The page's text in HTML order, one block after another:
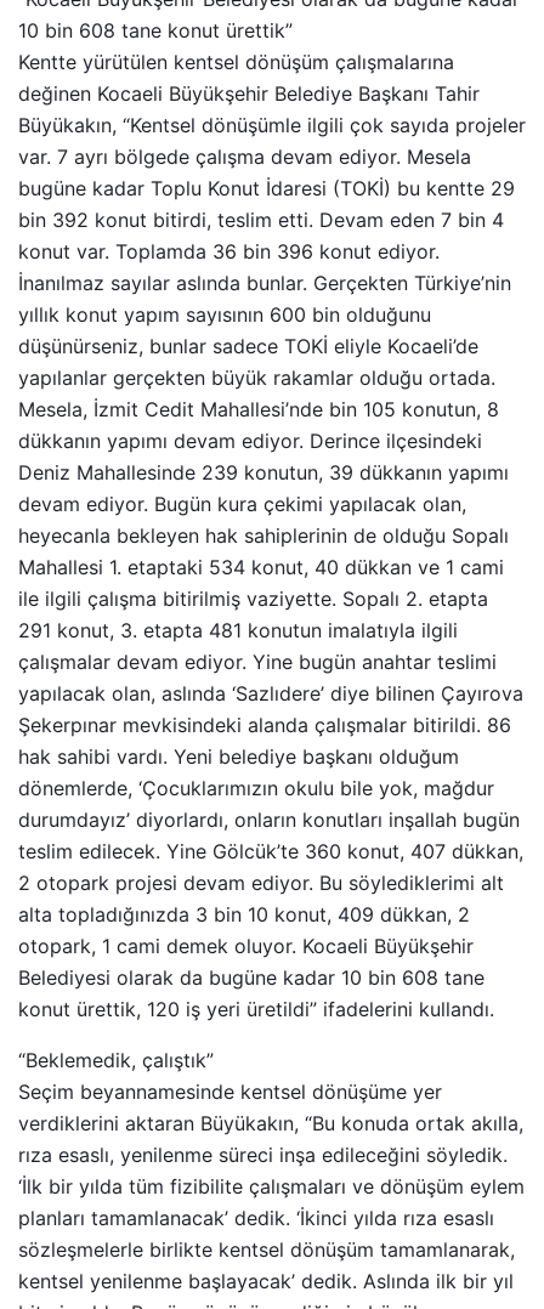
10 bin 608 tane konut ürettik”
Kentte yürütülen kentsel dönüşüm çalışmalarına
değinen Kocaeli Büyükşehir Belediye Başkanı Tahir
Büyükakın, “Kentsel dönüşümle ilgili çok sayıda projeler
var. 7 ayrı bölgede çalışma devam ediyor. Mesela
bugüne kadar Toplu Konut İdaresi (TOKİ) bu kentte 29
bin 392 konut bitirdi, teslim etti. Devam eden 7 bin 4
konut var. Toplamda 36 bin 396 konut ediyor.
İnanılmaz sayılar aslında bunlar. Gerçekten Türkiye’nin
yıllık konut yapım sayısının 600 bin olduğunu
düşünürseniz, bunlar sadece TOKİ eliyle Kocaeli’de
yapılanlar gerçekten büyük rakamlar olduğu ortada.
Mesela, İzmit Cedit Mahallesi’nde bin 105 konutun, 8
dükkanın yapımı devam ediyor. Derince ilçesindeki
Deniz Mahallesinde 239 konutun, 39 dükkanın yapımı
devam ediyor. Bugün kura çekimi yapılacak olan,
heyecanla bekleyen hak sahiplerinin de olduğu Sopalı
Mahallesi 1. etaptaki 534 konut, 40 dükkan ve 1 cami
ile ilgili çalışma bitirilmiş vaziyette. Sopalı 2. etapta
291 konut, 3. etapta 481 konutun imalatıyla ilgili
çalışmalar devam ediyor. Yine bugün anahtar teslimi
yapılacak olan, aslında ‘Sazlıdere’ diye bilinen Çayırova
Şekerpınar mevkisindeki alanda çalışmalar bitirildi. 86
hak sahibi vardı. Yeni belediye başkanı olduğum
dönemlerde, ‘Çocuklarımızın okulu bile yok, mağdur
durumdayız’ diyorlardı, onların konutları inşallah bugün
teslim edilecek. Yine Gölcük’te 360 konut, 407 dükkan,
2 otopark projesi devam ediyor. Bu söylediklerimi alt
alta topladığınızda 3 bin 10 konut, 409 dükkan, 2
otopark, 1 cami demek oluyor. Kocaeli Büyükşehir
Belediyesi olarak da bugüne kadar 10 bin 608 tane
konut ürettik, 120 iş yeri üretildi” ifadelerini kullandı.
“Beklemedik, çalıştık”
Seçim beyannamesinde kentsel dönüşüme yer
verdiklerini aktaran Büyükakın, “Bu konuda ortak akılla,
rıza esaslı, yenilenme süreci inşa edileceğini söyledik.
‘İlk bir yılda tüm fizibilite çalışmaları ve dönüşüm eylem
planları tamamlanacak’ dedik. ‘İkinci yılda rıza esaslı
sözleşmelerle birlikte kentsel dönüşüm tamamlanarak,
kentsel yenilenme başlayacak’ dedik. Aslında ilk bir yıl